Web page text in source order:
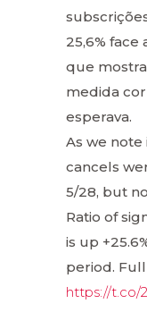
25,6% face
que
medida
esperava.
As we note
cancels
5/28, but
Ratio of
is up
period.
https://t.co/